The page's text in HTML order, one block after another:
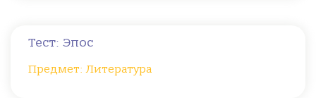
Тест: Эпос
Предмет: Литература